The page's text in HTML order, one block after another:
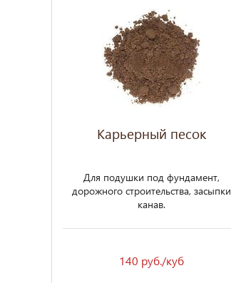
Карьерный песок
Для подушки под фундамент,
дорожного строительства, засыпки
канав.
140 руб./куб